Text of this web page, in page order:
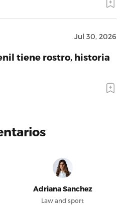
Jul 30, 2026
tiene rostro, historia
Adriana Sanchez
Law and sport